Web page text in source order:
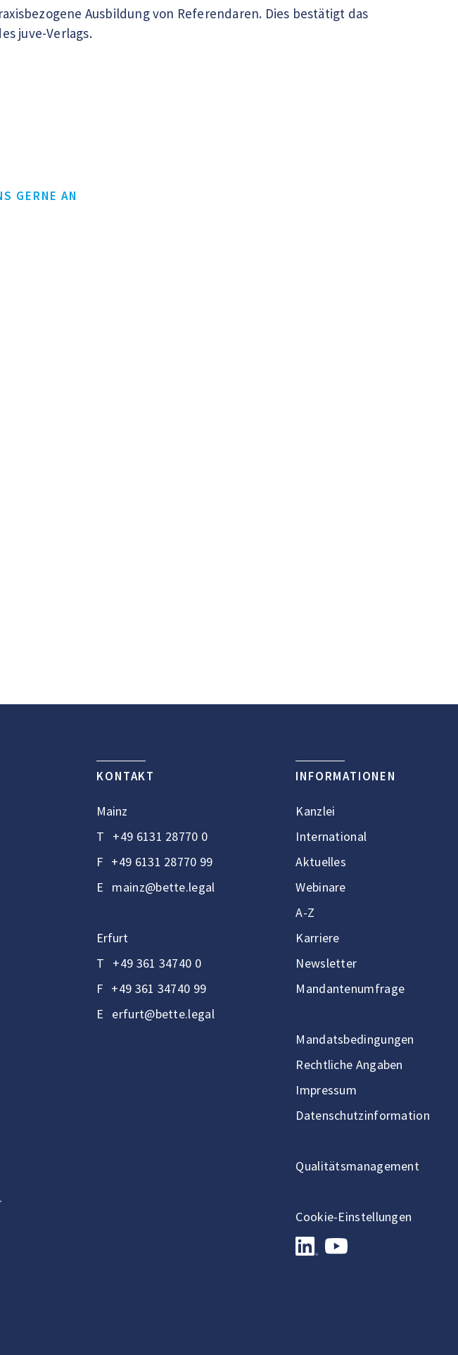
Ausbildung von Referendaren. Dies bestätigt das
juve-Verlags.
GERNE AN
KONTAKT
Mainz
T +49 6131 28770 0
F +49 6131 28770 99
E mainz@bette.legal
Erfurt
T +49 361 34740 0
F +49 361 34740 99
E erfurt@bette.legal
INFORMATIONEN
Kanzlei
International
Aktuelles
Webinare
A-Z
Karriere
Newsletter
Mandantenumfrage
Mandatsbedingungen
Rechtliche Angaben
Impressum
Datenschutzinformation
Qualitätsmanagement
Cookie-Einstellungen